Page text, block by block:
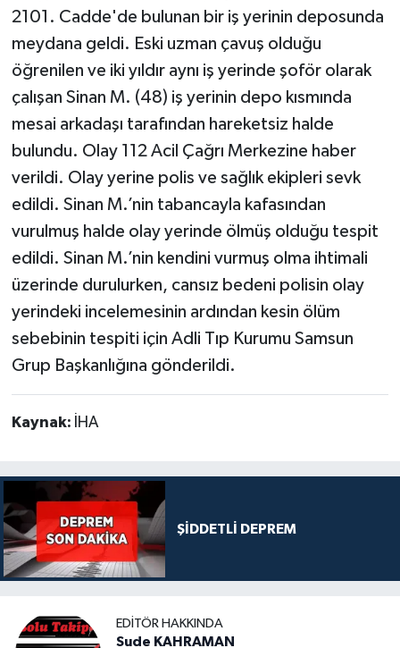
2101. Cadde'de bulunan bir iş yerinin deposunda
meydana geldi. Eski uzman çavuş olduğu
öğrenilen ve iki yıldır aynı iş yerinde şoför olarak
çalışan Sinan M. (48) iş yerinin depo kısmında
mesai arkadaşı tarafından hareketsiz halde
bulundu. Olay 112 Acil Çağrı Merkezine haber
verildi. Olay yerine polis ve sağlık ekipleri sevk
edildi. Sinan M.’nin tabancayla kafasından
vurulmuş halde olay yerinde ölmüş olduğu tespit
edildi. Sinan M.’nin kendini vurmuş olma ihtimali
üzerinde durulurken, cansız bedeni polisin olay
yerindeki incelemesinin ardından kesin ölüm
sebebinin tespiti için Adli Tıp Kurumu Samsun
Grup Başkanlığına gönderildi.
Kaynak: İHA
ŞİDDETLİ DEPREM
EDITÖR HAKKINDA
Sude KAHRAMAN